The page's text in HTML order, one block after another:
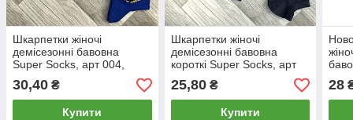
Шкарпетки жіночі
демісезонні бавовна
Super Socks, арт 004,
асорті 041, розмір 36-40,
004
30,40 ₴
Купити
Шкарпетки жіночі
демісезонні бавовна
короткі Super Socks, арт
027, темно-сірі, розмір 36-
40, 027
25,80₴
Купити
28